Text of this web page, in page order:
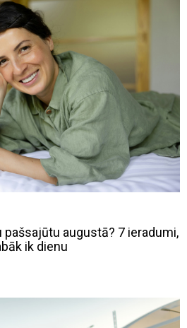
pašsajūtu augustā? 7 ieradumi,
ik dienu